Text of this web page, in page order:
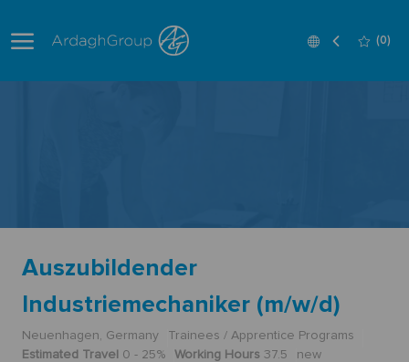
Language
English (0)
Auszubildender
Industriemechaniker (m/w/d)
Neuenhagen, Germany
Trainees / Apprentice Programs
Estimated Travel 0 - 25% Working Hours 37.5 new